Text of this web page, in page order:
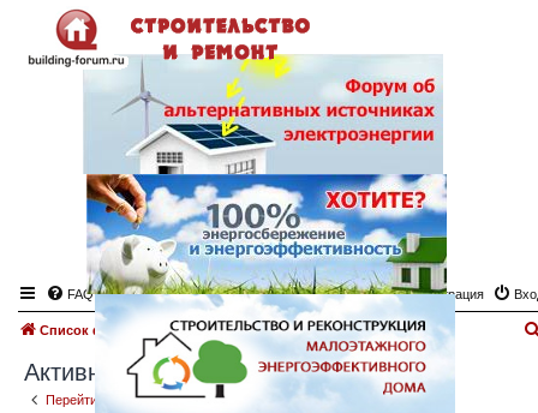
FAQ Регистрация
Список форумов Поиск Активные темы
Активные темы
Перейти к расширенному поиску